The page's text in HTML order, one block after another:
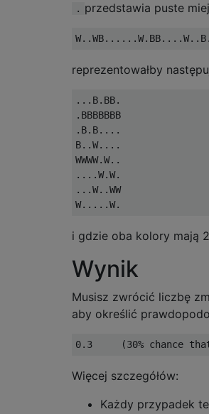
. przedstawia puste
reprezentowałby
...B.BB.
.BBBBBBB
.B.B....
B..W....
WWWW.W..
....W.W.
...W..WW
i gdzie oba kolory mają
Wynik
Musisz zwrócić liczbę
aby określić
Więcej szczegółów:
Każdy przypadek